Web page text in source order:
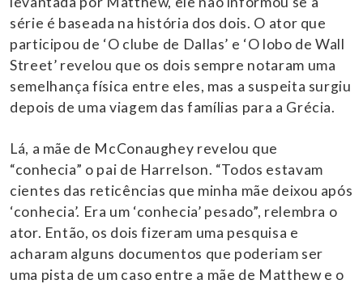
série é baseada na história dos dois. O ator que
participou de ‘O clube de Dallas’ e ‘O lobo de Wall
Street’ revelou que os dois sempre notaram uma
semelhança física entre eles, mas a suspeita surgiu
depois de uma viagem das famílias para a Grécia.
Lá, a mãe de McConaughey revelou que
“conhecia” o pai de Harrelson. “Todos estavam
cientes das reticências que minha mãe deixou após
‘conhecia’. Era um ‘conhecia’ pesado”, relembra o
ator. Então, os dois fizeram uma pesquisa e
acharam alguns documentos que poderiam ser
uma pista de um caso entre a mãe de Matthew e o